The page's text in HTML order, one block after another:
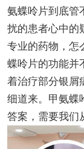
氨蝶呤片到底管
扰的患者心中的
专业的药物，怎
蝶呤片的功能并
着治疗部分银屑
细道来。甲氨蝶
答案，需要我们